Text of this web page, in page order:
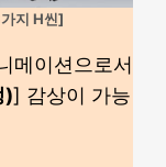
지 H씬]
메이션으로서
)] 감상이 가능